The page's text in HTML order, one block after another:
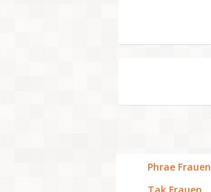
Phrae Frauen